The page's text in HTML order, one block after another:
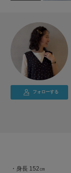
フォローする
・身長 152㎝